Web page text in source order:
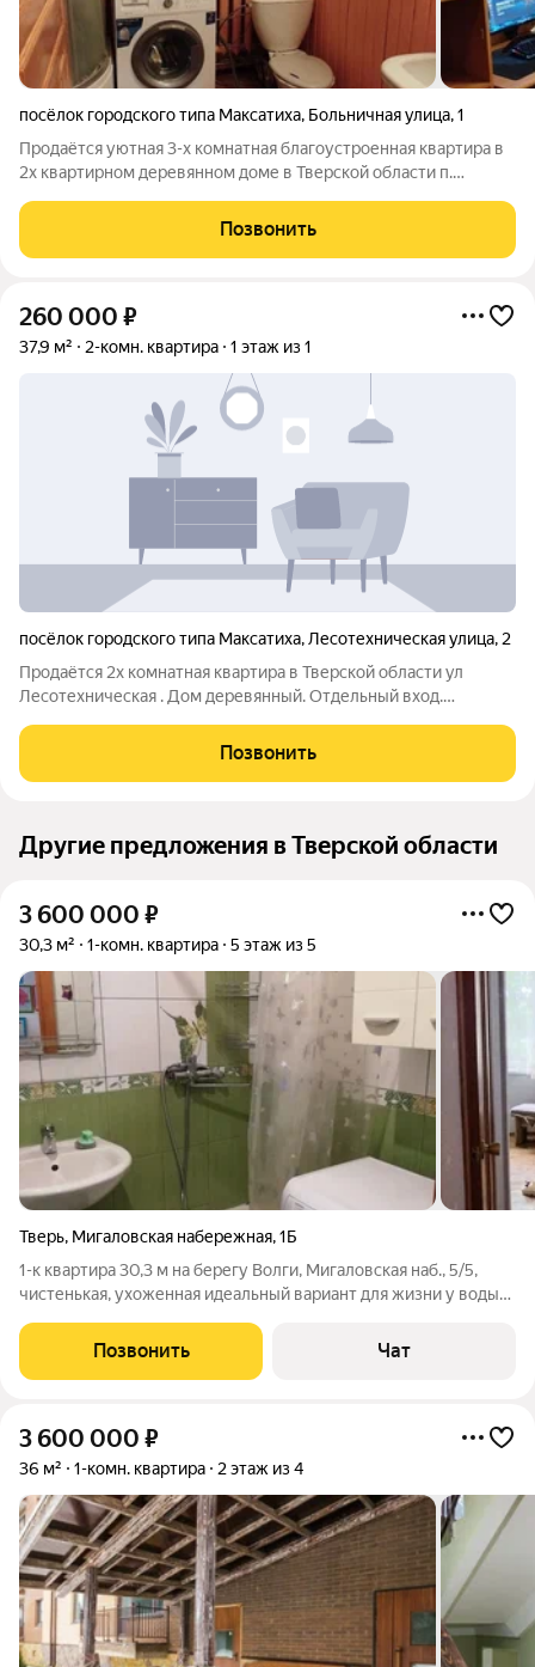
посёлок городского типа Максатиха, Больничная улица,1
Продаётся уютная 3-х комнатная благоустроенная квартира в
2х квартирном деревянном доме в Тверской области п.
терраска и кладовка. Комнаты большие 17,1 + 20,2 + 10,7 м. А
кухня радует своими 8
Позвонить
260 000 ₽
37,9 м² 2-комн. квартира 1 этаж из 1
посёлок городского типа Максатиха, Лесотехническая улица, 2
Продаётся 2х комнатная квартира в Тверской области ул
Лесотехническая . Дом деревянный. Отдельный вход.
Ключи сразу в день сделки. Документы готовы. 260 тысяч
рублей. Звоните 89065500072
Позвонить
Другие предложения в Тверской области
3 600 000 ₽
30,3 м² 1-комн. квартира 5 этаж из 5
Тверь, Мигаловская набережная,1Б
1-к квартира 30,3 м на берегу Волги, Мигаловская наб., 5/5,
чистенькая, ухоженная идеальный вариант для жизни у воды
этаже, полностью готова к заселению. Параметры: общая
площадь: 30,3 кв.
Позвонить Чат
3 600 000 ₽
36 м² 1-комн. квартира 2 этаж из 4